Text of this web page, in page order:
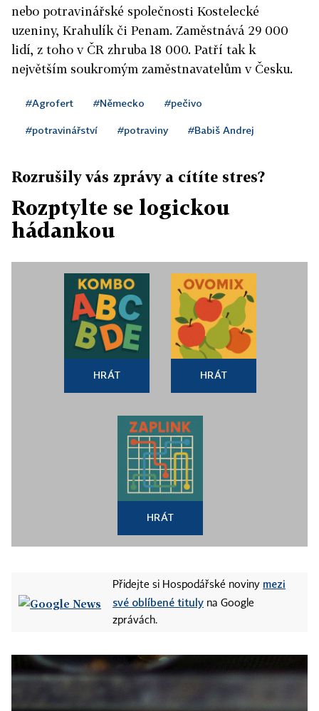
nebo potravinářské společnosti Kostelecké
uzeniny, Krahulík či Penam. Zaměstnává 29 000
lidí, z toho v ČR zhruba 18 000. Patří tak k
největším soukromým zaměstnavatelům v Česku.
#Agrofert #Německo #pečivo
#potravinářství #potraviny #Babiš Andrej
Rozrušily vás zprávy a cítíte stres?
Rozptylte se logickou
hádankou
HRÁT HRÁT
HRÁT
Přidejte si Hospodářské noviny mezi
své oblíbené tituly na Google
zprávách.